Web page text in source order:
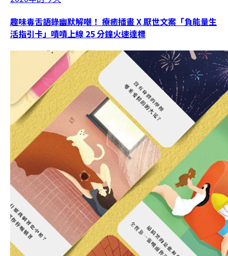
趣味毒舌語錄幽默解嘲！ 療癒插畫 X 厭世文案「負能量生
活指引卡」嘖嘖上線 25 分鐘火速達標